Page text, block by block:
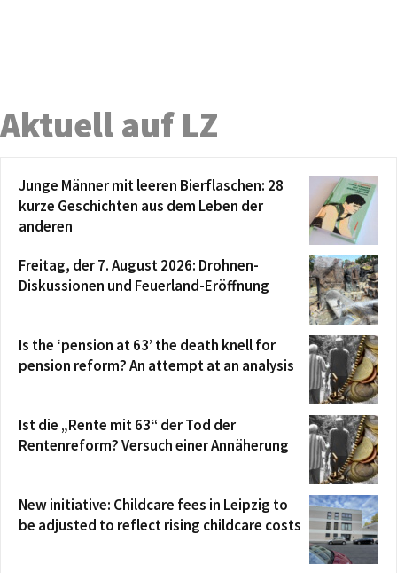
Aktuell auf LZ
Junge Männer mit leeren Bierflaschen: 28
kurze Geschichten aus dem Leben der
anderen
Freitag, der 7. August 2026: Drohnen-
Diskussionen und Feuerland-Eröffnung
Is the ‘pension at 63’ the death knell for
pension reform? An attempt at an analysis
Ist die „Rente mit 63“ der Tod der
Rentenreform? Versuch einer Annäherung
New initiative: Childcare fees in Leipzig to
be adjusted to reflect rising childcare costs